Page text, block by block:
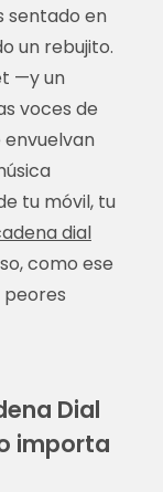
sentado en
un rebujito.
—y un
voces de
tu móvil, tu
dial
como ese
peores
Dial
importa